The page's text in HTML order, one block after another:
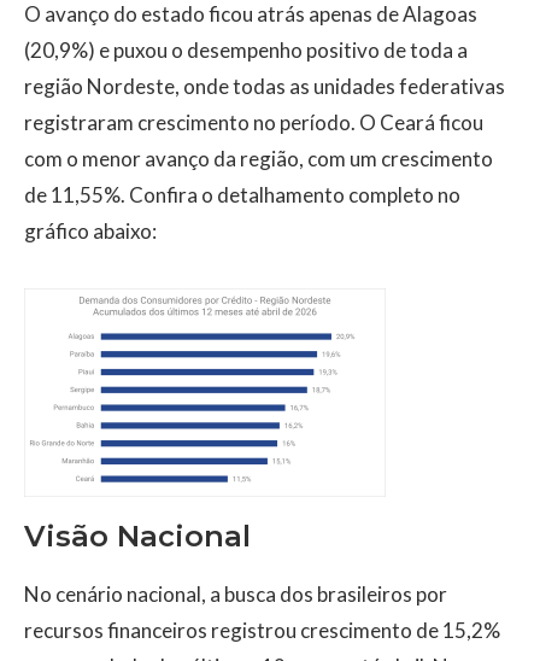
O avanço do estado ficou atrás apenas de Alagoas
(20,9%) e puxou o desempenho positivo de toda a
região Nordeste, onde todas as unidades federativas
registraram crescimento no período. O Ceará ficou
com o menor avanço da região, com um crescimento
de 11,55%. Confira o detalhamento completo no
gráfico abaixo:
Visão Nacional
No cenário nacional, a busca dos brasileiros por
recursos financeiros registrou crescimento de 15,2%